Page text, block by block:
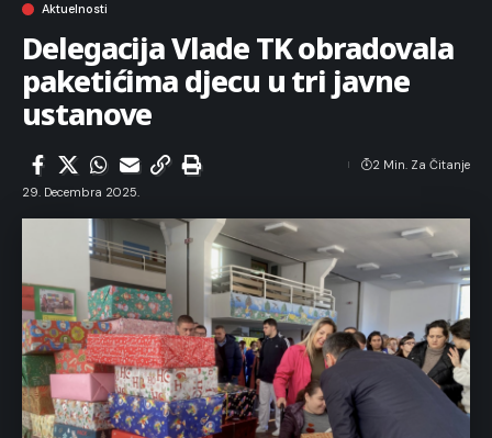
Aktuelnosti
Delegacija Vlade TK obradovala
paketićima djecu u tri javne
ustanove
29. Decembra 2025.
2 Min. Za Čitanje